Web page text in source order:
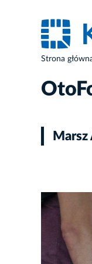
Strona